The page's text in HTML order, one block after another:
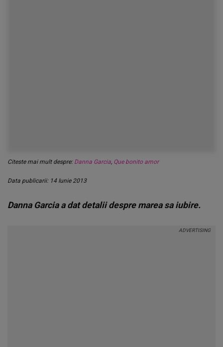
Citeste mai mult despre: Danna Garcia, Que bonito amor
Data publicarii: 14 Iunie 2013
Danna Garcia a dat detalii despre marea sa iubire.